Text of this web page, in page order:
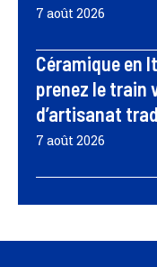
7 août 2026
Céramique en
prenez le train
d’artisanat
7 août 2026